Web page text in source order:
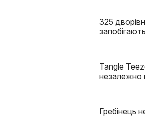
325
Tangle
незалежно
Гребінець